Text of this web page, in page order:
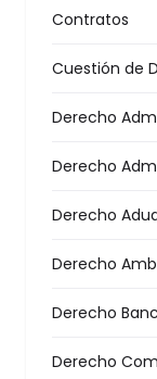
Contratos
Cuestión de
Derecho
Derecho
Derecho
Derecho
Derecho
Derecho